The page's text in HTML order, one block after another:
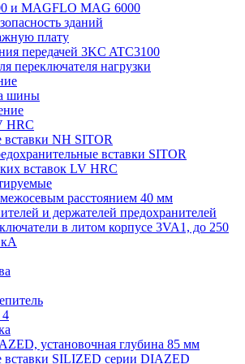
и MAGFLO MAG 6000
зданий
плату
передачей 3KC ATC3100
переключателя нагрузки
шины
HRC
NH SITOR
вставки SITOR
вставок LV HRC
расстоянием 40 мм
и держателей предохранителей
в литом корпусе 3VA1, до 250
4
установочная глубина 85 мм
вставки SILIZED серии DIAZED